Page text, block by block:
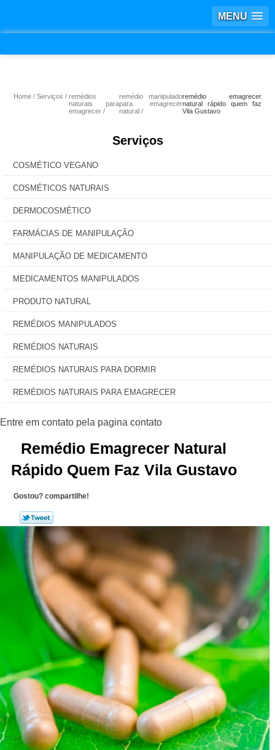
MENU
Home Serviços
remédios
naturais para
emagrecer
remédio manipulado
para emagrecer
natural
remédio emagrecer
natural rápido quem faz
Vila Gustavo
Serviços
COSMÉTICO VEGANO
COSMÉTICOS NATURAIS
DERMOCOSMÉTICO
FARMÁCIAS DE MANIPULAÇÃO
MANIPULAÇÃO DE MEDICAMENTO
MEDICAMENTOS MANIPULADOS
PRODUTO NATURAL
REMÉDIOS MANIPULADOS
REMÉDIOS NATURAIS
REMÉDIOS NATURAIS PARA DORMIR
REMÉDIOS NATURAIS PARA EMAGRECER
Remédio Emagrecer Natural
Rápido Quem Faz Vila Gustavo
Gostou? compartilhe!